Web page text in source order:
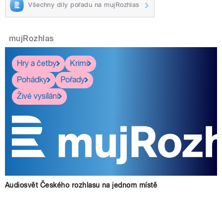
Všechny díly pořadu na mujRozhlas
mujRozhlas
Hry a četby
Krimi
Pohádky
Pořady
Živé vysílání
Audiosvět Českého rozhlasu na jednom místě